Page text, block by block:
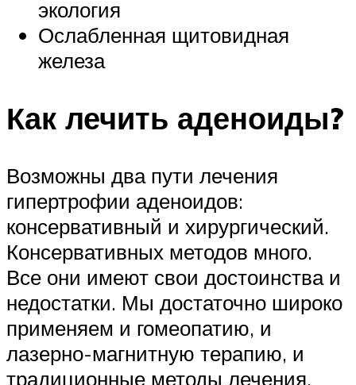
экология
Ослабленная щитовидная
железа
Как лечить аденоиды?
Возможны два пути лечения
гипертрофии аденоидов:
консервативный и хирургический.
Консервативных методов много.
Все они имеют свои достоинства и
недостатки. Мы достаточно широко
применяем и гомеопатию, и
лазерно-магнитную терапию, и
традиционные методы лечения.